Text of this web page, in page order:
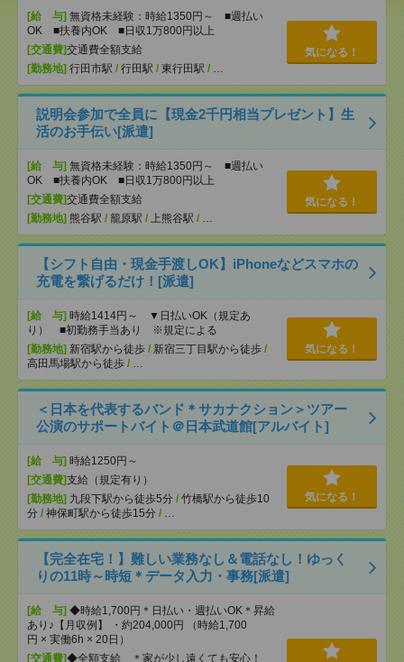
[給 与] 無資格未経験：時給1350円～ ■週払い
OK ■扶養内OK ■日収1万800円以上
[交通費]交通費全額支給
[勤務地] 行田市駅 / 行田駅 / 東行田駅 / …
気になる！
説明会参加で全員に【現金2千円相当プレゼント】生
活のお手伝い[派遣]
[給 与] 無資格未経験：時給1350円～ ■週払い
OK ■扶養内OK ■日収1万800円以上
[交通費]交通費全額支給
[勤務地] 熊谷駅 / 籠原駅 / 上熊谷駅 / …
気になる！
【シフト自由・現金手渡しOK】iPhoneなどスマホの
充電を繋げるだけ！[派遣]
[給 与] 時給1414円～ ▼日払いOK（規定あ
り） ■初勤務手当あり ※規定による
[勤務地] 新宿駅から徒歩 / 新宿三丁目駅から徒歩 /
高田馬場駅から徒歩 / …
気になる！
＜日本を代表するバンド＊サカナクション＞ツアー
公演のサポートバイト＠日本武道館[アルバイト]
[給 与] 時給1250円～
[交通費]支給（規定有り）
[勤務地] 九段下駅から徒歩5分 / 竹橋駅から徒歩10
分 / 神保町駅から徒歩15分 / …
気になる！
【完全在宅！】難しい業務なし＆電話なし！ゆっく
りの11時～時短＊データ入力・事務[派遣]
[給 与] ◆時給1,700円＊日払い・週払いOK＊昇給
あり♪【月収例】 ・約204,000円 （時給1,700
円 × 実働6h × 20日）
[交通費]◆全額支給 ＊家が少し遠くても安心！